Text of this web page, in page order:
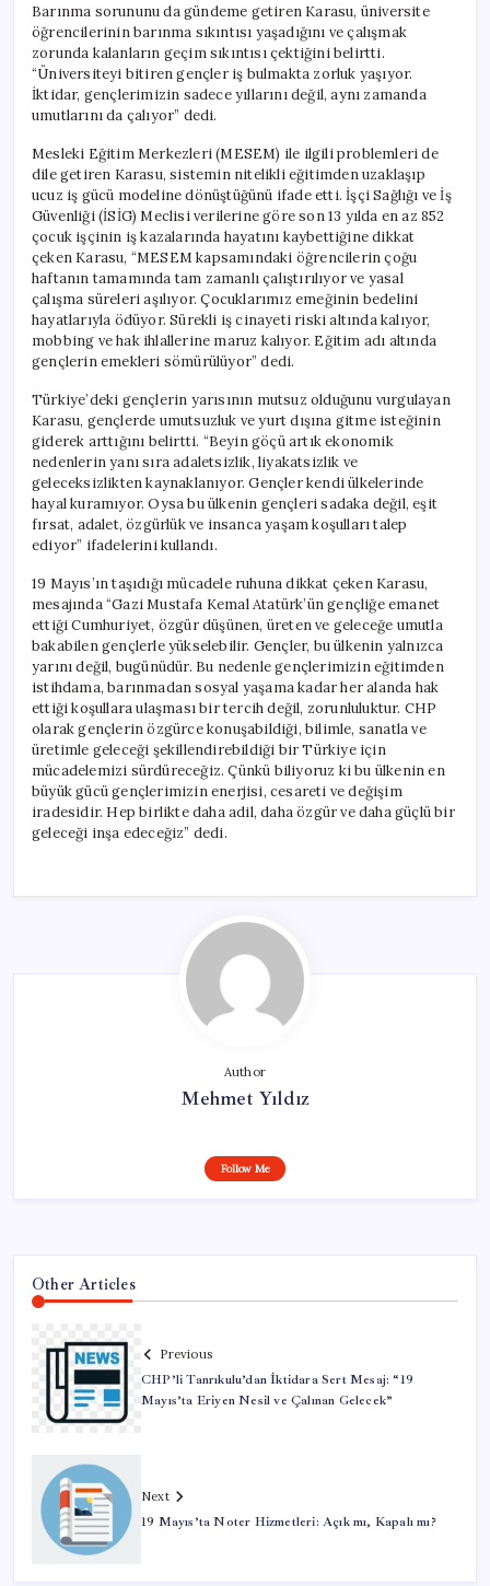
Barınma sorununu da gündeme getiren Karasu, üniversite
öğrencilerinin barınma sıkıntısı yaşadığını ve çalışmak
zorunda kalanların geçim sıkıntısı çektiğini belirtti.
“Üniversiteyi bitiren gençler iş bulmakta zorluk yaşıyor.
İktidar, gençlerimizin sadece yıllarını değil, aynı zamanda
umutlarını da çalıyor” dedi.
Mesleki Eğitim Merkezleri (MESEM) ile ilgili problemleri de
dile getiren Karasu, sistemin nitelikli eğitimden uzaklaşıp
ucuz iş gücü modeline dönüştüğünü ifade etti. İşçi Sağlığı ve İş
Güvenliği (İSİG) Meclisi verilerine göre son 13 yılda en az 852
çocuk işçinin iş kazalarında hayatını kaybettiğine dikkat
çeken Karasu, “MESEM kapsamındaki öğrencilerin çoğu
haftanın tamamında tam zamanlı çalıştırılıyor ve yasal
çalışma süreleri aşılıyor. Çocuklarımız emeğinin bedelini
hayatlarıyla ödüyor. Sürekli iş cinayeti riski altında kalıyor,
mobbing ve hak ihlallerine maruz kalıyor. Eğitim adı altında
gençlerin emekleri sömürülüyor” dedi.
Türkiye’deki gençlerin yarısının mutsuz olduğunu vurgulayan
Karasu, gençlerde umutsuzluk ve yurt dışına gitme isteğinin
giderek arttığını belirtti. “Beyin göçü artık ekonomik
nedenlerin yanı sıra adaletsizlik, liyakatsizlik ve
geleceksizlikten kaynaklanıyor. Gençler kendi ülkelerinde
hayal kuramıyor. Oysa bu ülkenin gençleri sadaka değil, eşit
fırsat, adalet, özgürlük ve insanca yaşam koşulları talep
ediyor” ifadelerini kullandı.
19 Mayıs’ın taşıdığı mücadele ruhuna dikkat çeken Karasu,
mesajında “Gazi Mustafa Kemal Atatürk’ün gençliğe emanet
ettiği Cumhuriyet, özgür düşünen, üreten ve geleceğe umutla
bakabilen gençlerle yükselebilir. Gençler, bu ülkenin yalnızca
yarını değil, bugünüdür. Bu nedenle gençlerimizin eğitimden
istihdama, barınmadan sosyal yaşama kadar her alanda hak
ettiği koşullara ulaşması bir tercih değil, zorunluluktur. CHP
olarak gençlerin özgürce konuşabildiği, bilimle, sanatla ve
üretimle geleceği şekillendirebildiği bir Türkiye için
mücadelemizi sürdüreceğiz. Çünkü biliyoruz ki bu ülkenin en
büyük gücü gençlerimizin enerjisi, cesareti ve değişim
iradesidir. Hep birlikte daha adil, daha özgür ve daha güçlü bir
geleceği inşa edeceğiz” dedi.
Author
Mehmet Yıldız
Follow Me
Other Articles
Previous
CHP’li Tanrıkulu’dan İktidara Sert Mesaj: “19
Mayıs’ta Eriyen Nesil ve Çalınan Gelecek”
Next
19 Mayıs’ta Noter Hizmetleri: Açık mı, Kapalı mı?